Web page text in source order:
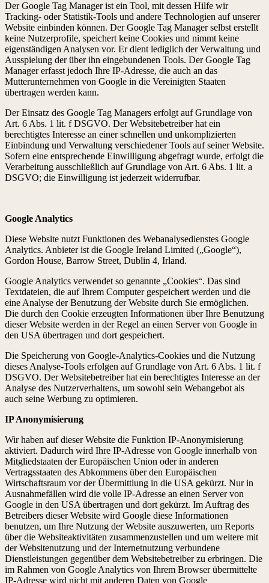
Der Google Tag Manager ist ein Tool, mit dessen Hilfe wir
Tracking- oder Statistik-Tools und andere Technologien auf unserer
Website einbinden können. Der Google Tag Manager selbst erstellt
keine Nutzerprofile, speichert keine Cookies und nimmt keine
eigenständigen Analysen vor. Er dient lediglich der Verwaltung und
Ausspielung der über ihn eingebundenen Tools. Der Google Tag
Manager erfasst jedoch Ihre IP-Adresse, die auch an das
Mutterunternehmen von Google in die Vereinigten Staaten
übertragen werden kann.
Der Einsatz des Google Tag Managers erfolgt auf Grundlage von
Art. 6 Abs. 1 lit. f DSGVO. Der Websitebetreiber hat ein
berechtigtes Interesse an einer schnellen und unkomplizierten
Einbindung und Verwaltung verschiedener Tools auf seiner Website.
Sofern eine entsprechende Einwilligung abgefragt wurde, erfolgt die
Verarbeitung ausschließlich auf Grundlage von Art. 6 Abs. 1 lit. a
DSGVO; die Einwilligung ist jederzeit widerrufbar.
Google Analytics
Diese Website nutzt Funktionen des Webanalysedienstes Google
Analytics. Anbieter ist die Google Ireland Limited („Google“),
Gordon House, Barrow Street, Dublin 4, Irland.
Google Analytics verwendet so genannte „Cookies“. Das sind
Textdateien, die auf Ihrem Computer gespeichert werden und die
eine Analyse der Benutzung der Website durch Sie ermöglichen.
Die durch den Cookie erzeugten Informationen über Ihre Benutzung
dieser Website werden in der Regel an einen Server von Google in
den USA übertragen und dort gespeichert.
Die Speicherung von Google-Analytics-Cookies und die Nutzung
dieses Analyse-Tools erfolgen auf Grundlage von Art. 6 Abs. 1 lit. f
DSGVO. Der Websitebetreiber hat ein berechtigtes Interesse an der
Analyse des Nutzerverhaltens, um sowohl sein Webangebot als
auch seine Werbung zu optimieren.
IP Anonymisierung
Wir haben auf dieser Website die Funktion IP-Anonymisierung
aktiviert. Dadurch wird Ihre IP-Adresse von Google innerhalb von
Mitgliedstaaten der Europäischen Union oder in anderen
Vertragsstaaten des Abkommens über den Europäischen
Wirtschaftsraum vor der Übermittlung in die USA gekürzt. Nur in
Ausnahmefällen wird die volle IP-Adresse an einen Server von
Google in den USA übertragen und dort gekürzt. Im Auftrag des
Betreibers dieser Website wird Google diese Informationen
benutzen, um Ihre Nutzung der Website auszuwerten, um Reports
über die Websiteaktivitäten zusammenzustellen und um weitere mit
der Websitenutzung und der Internetnutzung verbundene
Dienstleistungen gegenüber dem Websitebetreiber zu erbringen. Die
im Rahmen von Google Analytics von Ihrem Browser übermittelte
IP-Adresse wird nicht mit anderen Daten von Google